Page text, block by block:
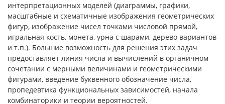
интерпретационных моделей (диаграммы, графики,
масштабные и схематичные изображения геометрических
фигур, изображение чисел точками числовой прямой,
игральная кость, монета, урна с шарами, дерево вариантов
и т.п.). Большие возможность для решения этих задач
предоставляет линия числа и вычислений в органичном
сочетании с мерными величинами и геометрическими
фигурами, введение буквенного обозначение числа,
пропедевтика функциональных зависимостей, начала
комбинаторики и теории вероятностей.